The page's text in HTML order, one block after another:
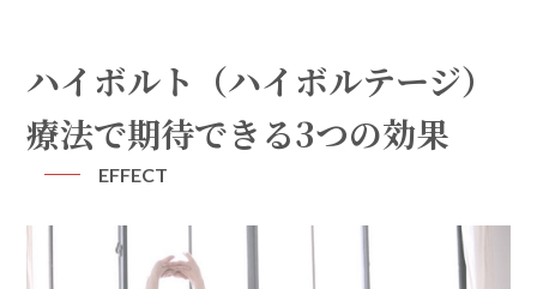
ハイボルト（ハイボルテージ）
療法で期待できる3つの効果
EFFECT